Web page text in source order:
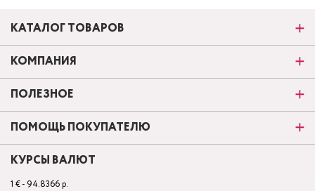
КАТАЛОГ ТОВАРОВ
КОМПАНИЯ
ПОЛЕЗНОЕ
ПОМОЩЬ ПОКУПАТЕЛЮ
КУРСЫ ВАЛЮТ
1 € - 94.8366 р.